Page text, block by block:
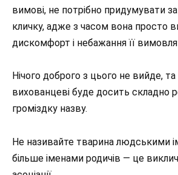
вимові, не потрібно придумувати
кличку, адже з часом вона просто
дискомфорт і небажання її
Нічого доброго з цього не вийде,
вихованцеві буде досить складно
громіздку назву.
Не називайте тварина людськими
більше іменами родичів — це